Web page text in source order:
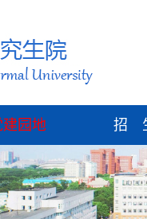
建园地 招